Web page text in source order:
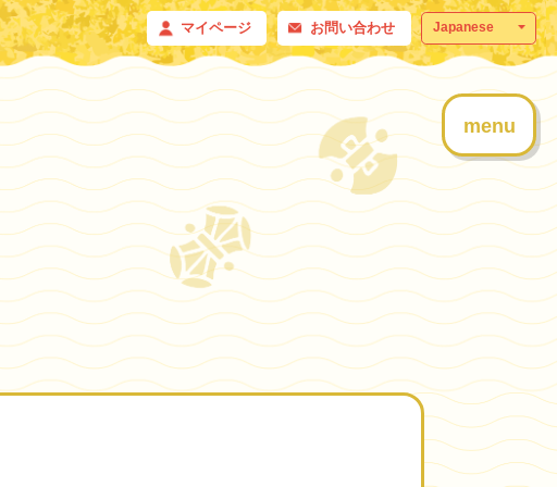
マイページ お問い合わせ
menu